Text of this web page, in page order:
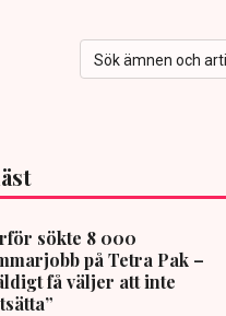
sökte 8 000
på Tetra Pak –
få väljer att inte